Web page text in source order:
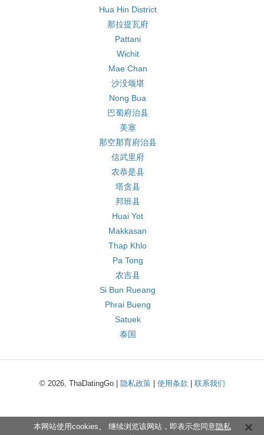
Hua Hin District
那拉提瓦府
Pattani
Wichit
Mae Chan
沙没颂堪
Nong Bua
巴蜀府治县
美塞
那空那育府治县
信武里府
农恭是县
塔贪县
邦班县
Huai Yot
Makkasan
Thap Khlo
Pa Tong
农吉县
Si Bun Rueang
Phrai Bueng
Satuek
泰国
© 2026, ThaDatingGo | 隐私政策| 使用条款 联系我们
本网站使用cookies。 继续浏览该网站，即表示您同意隐私